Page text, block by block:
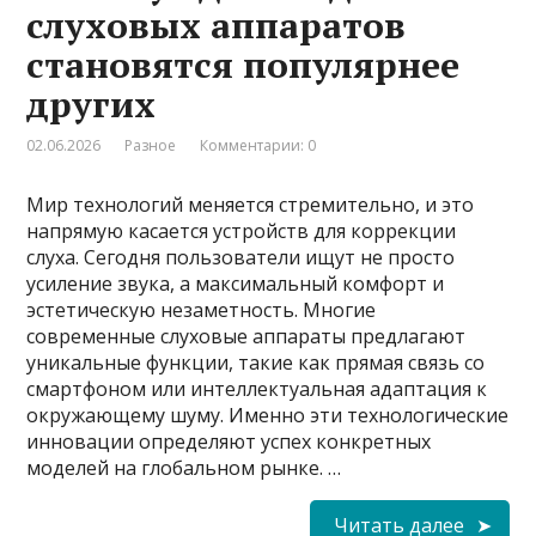
слуховых аппаратов
становятся популярнее
других
02.06.2026 Разное Комментарии: 0
Мир технологий меняется стремительно, и это
напрямую касается устройств для коррекции
слуха. Сегодня пользователи ищут не просто
усиление звука, а максимальный комфорт и
эстетическую незаметность. Многие
современные слуховые аппараты предлагают
уникальные функции, такие как прямая связь со
смартфоном или интеллектуальная адаптация к
окружающему шуму. Именно эти технологические
инновации определяют успех конкретных
моделей на глобальном рынке. …
Читать далее